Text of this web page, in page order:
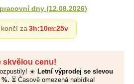
skvělou cenu!
☀️ Letní výprodej se slevou
%. ⏳ Časově omezená nabídka!
dny (12.08.2026)
za 3h:10m:24v